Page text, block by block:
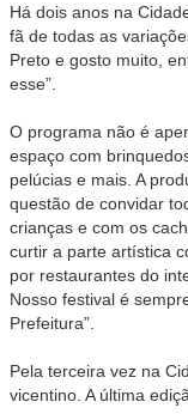
Há dois anos na
fã de todas as
Preto e gosto muito,
esse”.
O programa não é
espaço com
pelúcias e mais. A
questão de convidar
crianças e com os
curtir a parte artística
por restaurantes do
Nosso festival é
Prefeitura”.
Pela terceira vez na
vicentino. A última